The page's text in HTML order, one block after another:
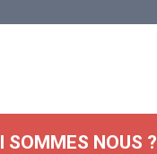
SOMMES NOUS ?